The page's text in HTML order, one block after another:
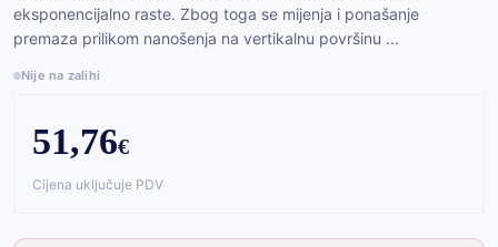
eksponencijalno raste. Zbog toga se mijenja i ponašanje
premaza prilikom nanošenja na vertikalnu površinu ...
Nije na zalihi
51,76€
Cijena uključuje PDV